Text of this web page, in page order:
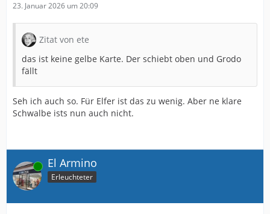
23. Januar 2026 um 20:09
Zitat von ete
das ist keine gelbe Karte. Der schiebt oben und Grodo
fällt
Seh ich auch so. Für Elfer ist das zu wenig. Aber ne klare
Schwalbe ists nun auch nicht.
Online El Armino
Erleuchteter